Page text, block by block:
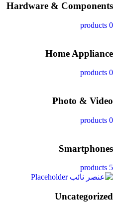
Hardware & Components
0 products
Home Appliance
0 products
Photo & Video
0 products
Smartphones
5 products
Uncategorized